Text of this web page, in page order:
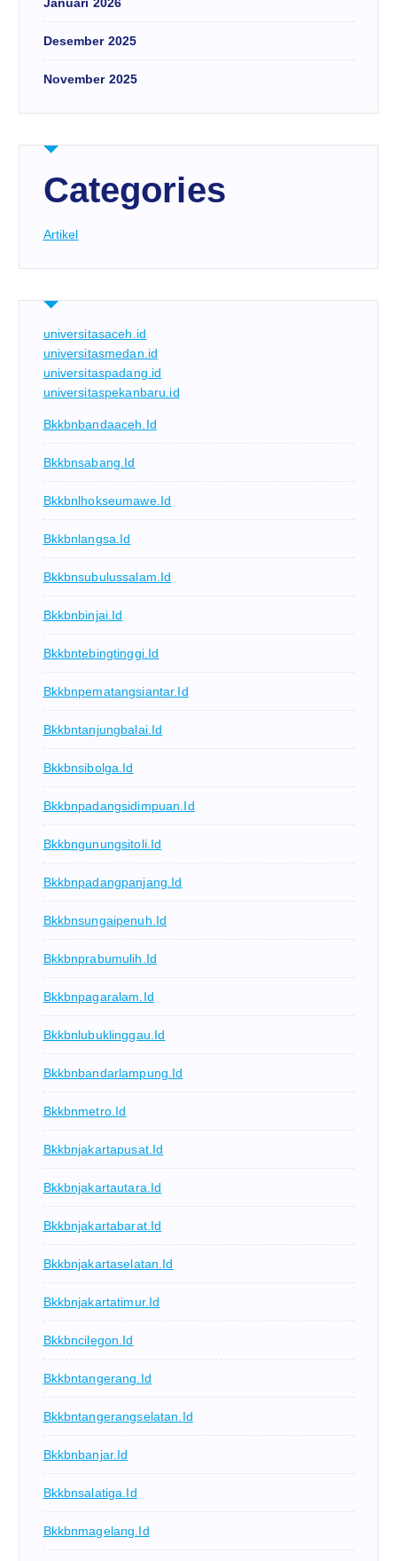
Januari 2026
Desember 2025
November 2025
Categories
Artikel
universitasaceh.id
universitasmedan.id
universitaspadang.id
universitaspekanbaru.id
Bkkbnbandaaceh.id
Bkkbnsabang.id
Bkkbnlhokseumawe.id
Bkkbnlangsa.id
Bkkbnsubulussalam.id
Bkkbnbinjai.id
Bkkbntebingtinggi.id
Bkkbnpematangsiantar.id
Bkkbntanjungbalai.id
Bkkbnsibolga.id
Bkkbnpadangsidimpuan.id
Bkkbngunungsitoli.id
Bkkbnpadangpanjang.id
Bkkbnsungaipenuh.id
Bkkbnprabumulih.id
Bkkbnpagaralam.id
Bkkbnlubuklinggau.id
Bkkbnbandarlampung.id
Bkkbnmetro.id
Bkkbnjakartapusat.id
Bkkbnjakartautara.id
Bkkbnjakartabarat.id
Bkkbnjakartaselatan.id
Bkkbnjakartatimur.id
Bkkbncilegon.id
Bkkbntangerang.id
Bkkbntangerangselatan.id
Bkkbnbanjar.id
Bkkbnsalatiga.id
Bkkbnmagelang.id